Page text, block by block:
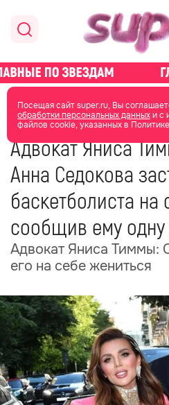
Посещая сайт super.ru, Вы
обработки персональных данныхи с
файлов cookie, указанных в
главная новости о
11 июня 2025 12:01
Адвокат Яниса
Анна Седокова
баскетболиста на
сообщив ему одну
Адвокат Яниса Тиммы:
его на себе жениться